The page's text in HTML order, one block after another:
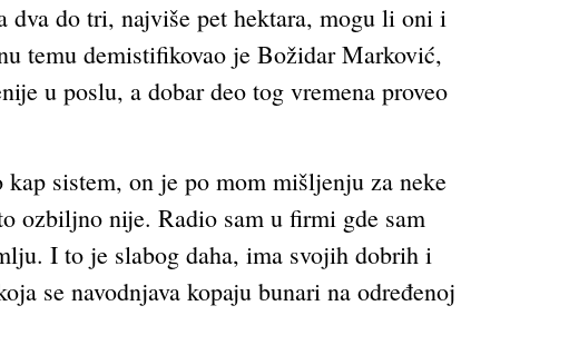
dva do tri, najviše pet hektara, mogu li oni i
temu demistifikovao je Božidar Marković,
u poslu, a dobar deo tog vremena proveo
sistem, on je po mom mišljenju za neke
ozbiljno nije. Radio sam u firmi gde sam
I to je slabog daha, ima svojih dobrih i
se navodnjava kopaju bunari na određenoj